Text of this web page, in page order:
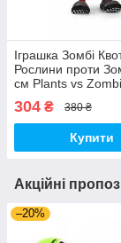
Іграшка Зомбі
Рослини проти
см Plants vs
(00104)
304 ₴ 380 ₴
Купити
Акційні
–20%